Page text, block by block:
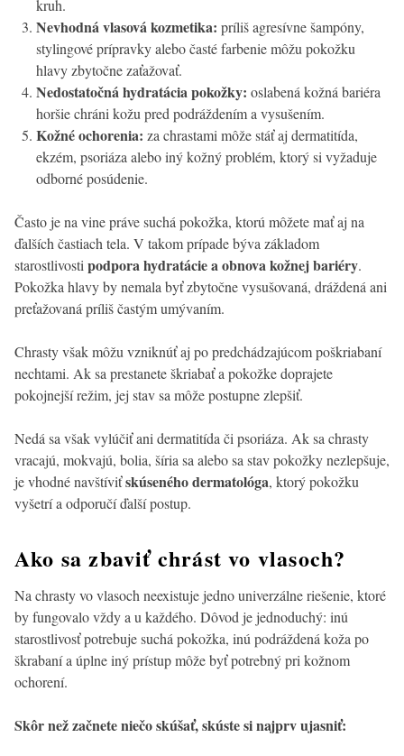
kruh.
Nevhodná vlasová kozmetika: príliš agresívne šampóny,
stylingové prípravky alebo časté farbenie môžu pokožku
hlavy zbytočne zaťažovať.
Nedostatočná hydratácia pokožky: oslabená kožná bariéra
horšie chráni kožu pred podráždením a vysušením.
Kožné ochorenia: za chrastami môže stáť aj dermatitída,
ekzém, psoriáza alebo iný kožný problém, ktorý si vyžaduje
odborné posúdenie.
Často je na vine práve suchá pokožka, ktorú môžete mať aj na
ďalších častiach tela. V takom prípade býva základom
starostlivostipodpora hydratácie a obnova kožnej bariéry.
Pokožka hlavy by nemala byť zbytočne vysušovaná, dráždená ani
preťažovaná príliš častým umývaním.
Chrasty však môžu vzniknúť aj po predchádzajúcom poškriabaní
nechtami. Ak sa prestanete škriabať a pokožke doprajete
pokojnejší režim, jej stav sa môže postupne zlepšiť.
Nedá sa však vylúčiť ani dermatitída či psoriáza. Ak sa chrasty
vracajú, mokvajú, bolia, šíria sa alebo sa stav pokožky nezlepšuje,
je vhodné navštíviťskúseného dermatológa, ktorý pokožku
vyšetrí a odporučí ďalší postup.
Ako sa zbaviť chrást vo vlasoch?
Na chrasty vo vlasoch neexistuje jedno univerzálne riešenie, ktoré
by fungovalo vždy a u každého. Dôvod je jednoduchý: inú
starostlivosť potrebuje suchá pokožka, inú podráždená koža po
škrabaní a úplne iný prístup môže byť potrebný pri kožnom
ochorení.
Skôr než začnete niečo skúšať, skúste si najprv ujasniť: